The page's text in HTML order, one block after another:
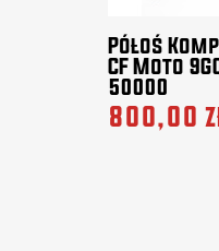
Półoś
CF Moto
50000
800,00